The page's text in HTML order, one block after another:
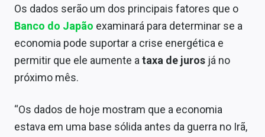
Conteúdo de Marca
Expediente
Contato
Os dados serão um dos principais fatores que o
Banco do Japão examinará para determinar se a
economia pode suportar a crise energética e
permitir que ele aumente ataxa de juros já no
próximo mês.
“Os dados de hoje mostram que a economia
estava em uma base sólida antes da guerra no Irã,